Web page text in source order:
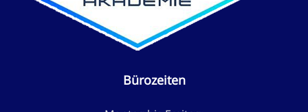
Bürozeiten